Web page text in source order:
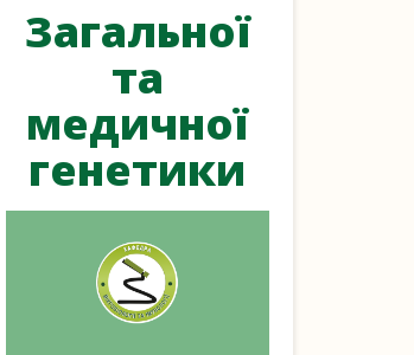
Загальної
та
медичної
генетики